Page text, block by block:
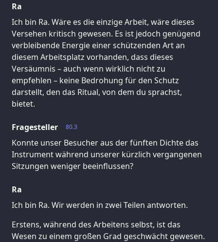
Ra
Ich bin Ra. Wäre es die einzige Arbeit, wäre dieses
Versehen kritisch gewesen. Es ist jedoch genügend
verbleibende Energie einer schützenden Art an
diesem Arbeitsplatz vorhanden, dass dieses
Versäumnis – auch wenn wirklich nicht zu
empfehlen – keine Bedrohung für den Schutz
darstellt, den das Ritual, von dem du sprachst,
bietet.
80.3
Fragesteller
Konnte unser Besucher aus der fünften Dichte das
Instrument während unserer kürzlich vergangenen
Sitzungen weniger beeinflussen?
Ra
Ich bin Ra. Wir werden in zwei Teilen antworten.
Erstens, während des Arbeitens selbst, ist das
Wesen zu einem großen Grad geschwächt gewesen.